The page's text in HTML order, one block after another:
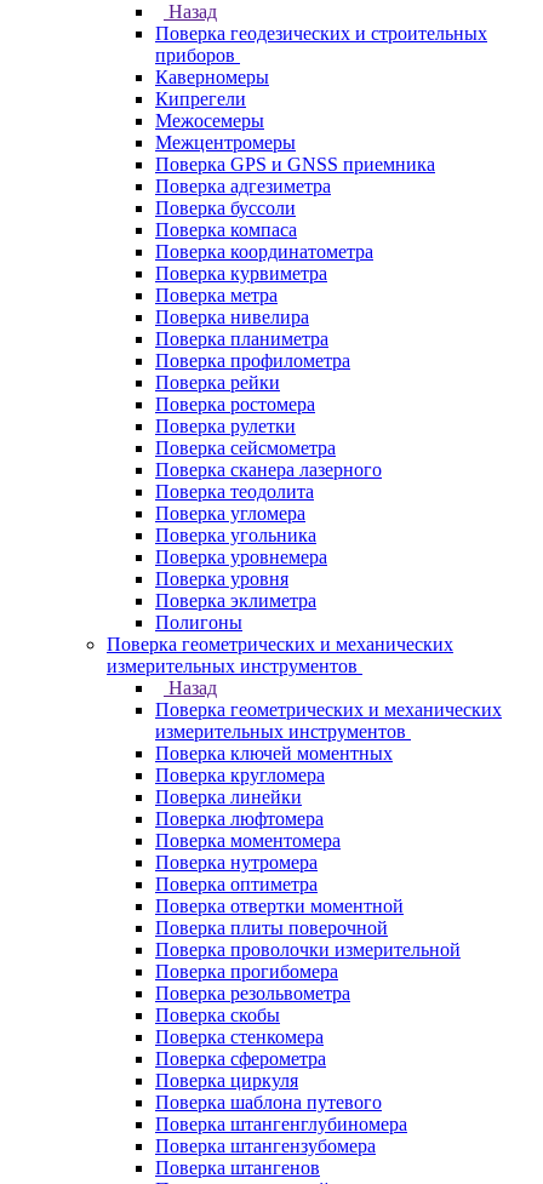
Назад
Поверка геодезических и строительных
приборов
Каверномеры
Кипрегели
Межосемеры
Межцентромеры
Поверка GPS и GNSS приемника
Поверка адгезиметра
Поверка буссоли
Поверка компаса
Поверка координатометра
Поверка курвиметра
Поверка метра
Поверка нивелира
Поверка планиметра
Поверка профилометра
Поверка рейки
Поверка ростомера
Поверка рулетки
Поверка сейсмометра
Поверка сканера лазерного
Поверка теодолита
Поверка угломера
Поверка угольника
Поверка уровнемера
Поверка уровня
Поверка эклиметра
Полигоны
Поверка геометрических и механических
измерительных инструментов
Назад
Поверка геометрических и механических
измерительных инструментов
Поверка ключей моментных
Поверка кругломера
Поверка линейки
Поверка люфтомера
Поверка моментомера
Поверка нутромера
Поверка оптиметра
Поверка отвертки моментной
Поверка плиты поверочной
Поверка проволочки измерительной
Поверка прогибомера
Поверка резольвометра
Поверка скобы
Поверка стенкомера
Поверка сферометра
Поверка циркуля
Поверка шаблона путевого
Поверка штангенглубиномера
Поверка штангензубомера
Поверка штангенов